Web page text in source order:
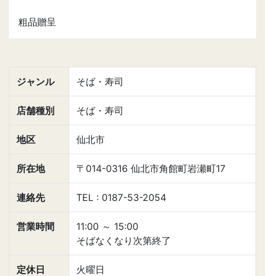
粗品贈呈
ジャンル そば・寿司
店舗種別 そば・寿司
地区 仙北市
所在地 〒014-0316 仙北市角館町岩瀬町17
連絡先 TEL : 0187-53-2054
営業時間 11:00 ～ 15:00
そばなくなり次第終了
定休日 火曜日